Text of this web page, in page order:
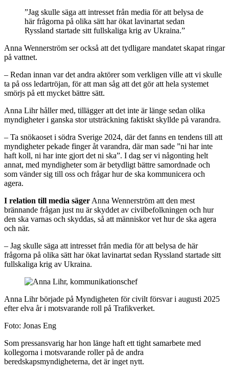
”Jag skulle säga att intresset från media för att belysa de
här frågorna på olika sätt har ökat lavinartat sedan
Ryssland startade sitt fullskaliga krig av Ukraina.”
Anna Wennerström ser också att det tydligare mandatet skapat ringar
på vattnet.
– Redan innan var det andra aktörer som verkligen ville att vi skulle
ta på oss ledartröjan, för att man såg att det gör att hela systemet
smörjs på ett mycket bättre sätt.
Anna Lihr håller med, tillägger att det inte är länge sedan olika
myndigheter i ganska stor utsträckning faktiskt skyllde på varandra.
– Ta snökaoset i södra Sverige 2024, där det fanns en tendens till att
myndigheter pekade finger åt varandra, där man sade ”ni har inte
haft koll, ni har inte gjort det ni ska”. I dag ser vi någonting helt
annat, med myndigheter som är betydligt bättre samordnade och
som vänder sig till oss och frågar hur de ska kommunicera och
agera.
I relation till media säger Anna Wennerström att den mest
brännande frågan just nu är skyddet av civilbefolkningen och hur
den ska varnas och skyddas, så att människor vet hur de ska agera
och när.
– Jag skulle säga att intresset från media för att belysa de här
frågorna på olika sätt har ökat lavinartat sedan Ryssland startade sitt
fullskaliga krig av Ukraina.
Anna Lihr började på Myndigheten för civilt försvar i augusti 2025
efter elva år i motsvarande roll på Trafikverket.
Foto: Jonas Eng
Som pressansvarig har hon länge haft ett tight samarbete med
kollegorna i motsvarande roller på de andra
beredskapsmyndigheterna, det är inget nytt.